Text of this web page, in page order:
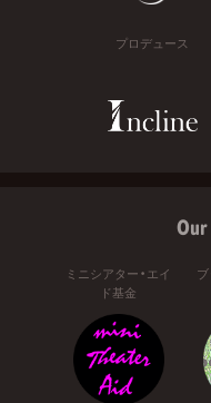
プロデュース
ミニシアター・エイ
ド基金